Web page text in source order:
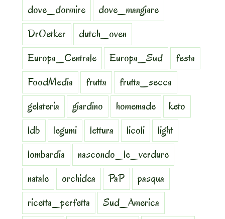
dove_dormire
dove_mangiare
DrOetker
dutch_oven
Europa_Centrale
Europa_Sud
festa
FoodMedia
frutta
frutta_secca
gelateria
giardino homemade
keto
ldb
legumi lettura licoli
light
lombardia
nascondo_le_verdure
natale
orchidea PaP
pasqua
ricetta_perfetta
Sud_America